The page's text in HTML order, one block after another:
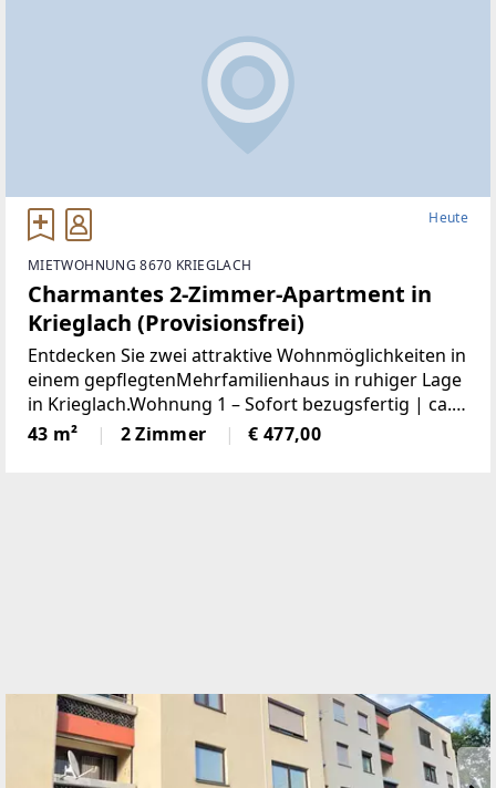
Heute
MIETWOHNUNG 8670 KRIEGLACH
Charmantes 2-Zimmer-Apartment in
Krieglach (Provisionsfrei)
Entdecken Sie zwei attraktive Wohnmöglichkeiten in
einem gepflegtenMehrfamilienhaus in ruhiger Lage
in Krieglach.Wohnung 1 – Sofort bezugsfertig | ca.
480 € BruttoFrisch und wie neu: Diese 43 m² große
Wohnung wurde komplett saniert. NeueKüche,
43 m² 2 Zimmer € 477,00